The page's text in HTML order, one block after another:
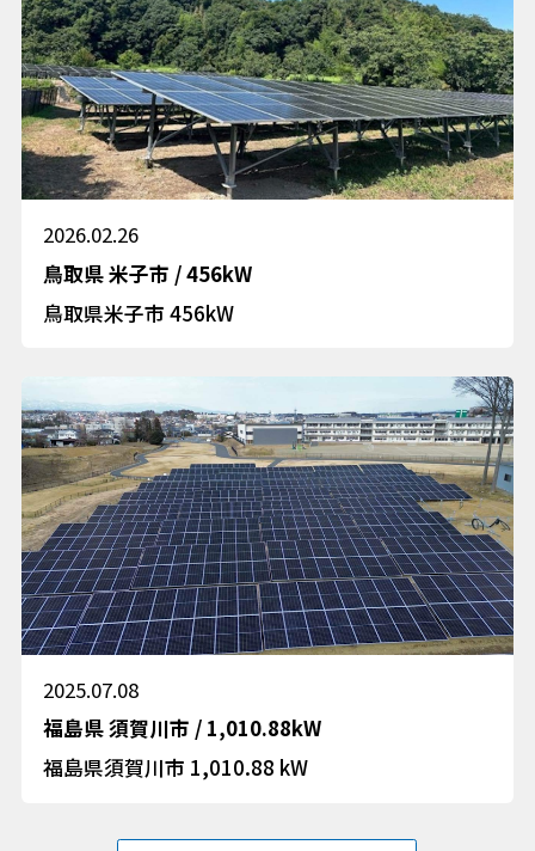
2026.02.26
鳥取県米子市 /456kW
鳥取県米子市 456kW
2025.07.08
福島県須賀川市 / 1,010.88kW
福島県須賀川市 1,010.88 kW